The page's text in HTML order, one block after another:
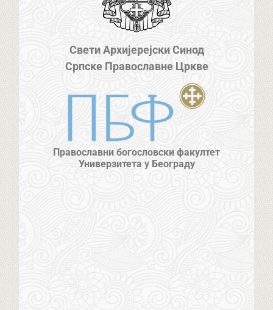
Свети Архијерејски Синод
Српске Православне Цркве
Православни богословски факултет
Универзитета у Београду